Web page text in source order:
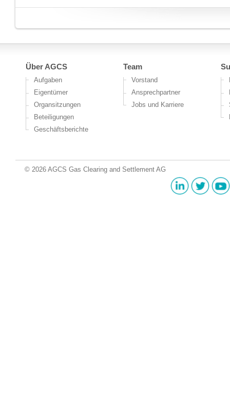
Über AGCS
Aufgaben
Eigentümer
Organsitzungen
Beteiligungen
Geschäftsberichte
Team
Vorstand
Ansprechpartner
Jobs und Karriere
© 2026 AGCS Gas Clearing and Settlement AG